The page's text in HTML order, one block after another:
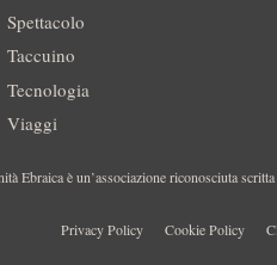
Spettacolo
Taccuino
Tecnologia
Viaggi
Ebraica è un’associazione riconosciuta
Privacy Policy Cookie Policy